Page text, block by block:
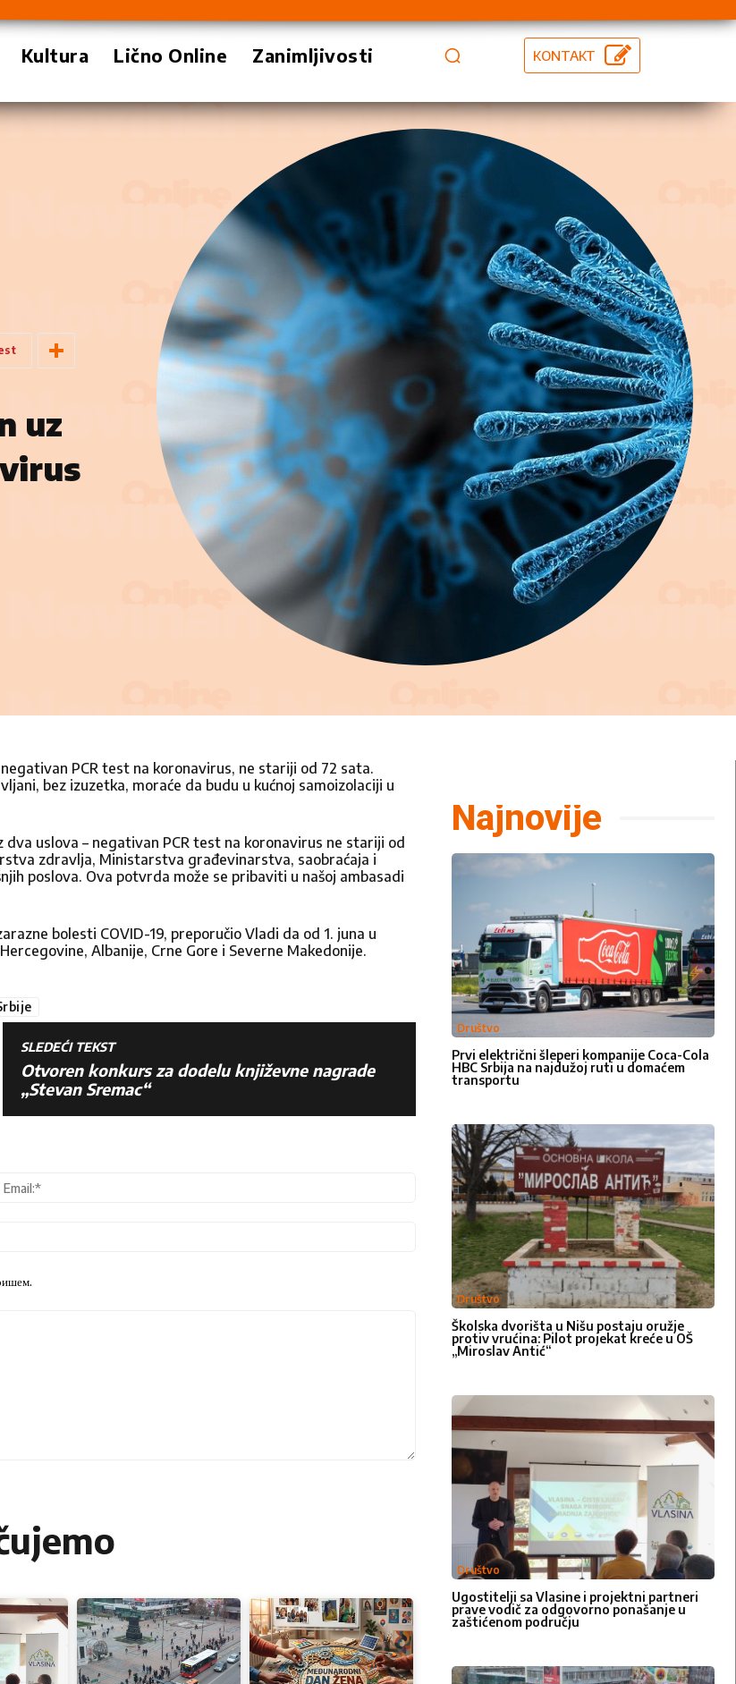
Kontakt
Pišite nam
formulara ispod, javićemo vam se uskoro .
Pošalji poruku
Kultura Lično Online Zanimljivosti KONTAKT
uz
PCR test na koronavirus, ne stariji od 72 sata.
bez izuzetka, moraće da budu u kućnoj samoizolaciji u
uslova – negativan PCR test na koronavirus ne stariji od
zdravlja, Ministarstva građevinarstva, saobraćaja i
poslova. Ova potvrda može se pribaviti u našoj ambasadi
bolesti COVID-19, preporučio Vladi da od 1. juna u
Albanije, Crne Gore i Severne Makedonije.
SLEDEĆI TEKST
Otvoren konkurs za dodelu književne nagrade
„Stevan Sremac“
Email:*
Najnovije
Društvo
Prvi električni šleperi kompanije Coca-Cola
HBC Srbija na najdužoj ruti u domaćem
transportu
Društvo
Školska dvorišta u Nišu postaju oružje
protiv vrućina: Pilot projekat kreće u OŠ
„Miroslav Antić“
Društvo
Ugostitelji sa Vlasine i projektni partneri
prave vodič za odgovorno ponašanje u
zaštićenom području